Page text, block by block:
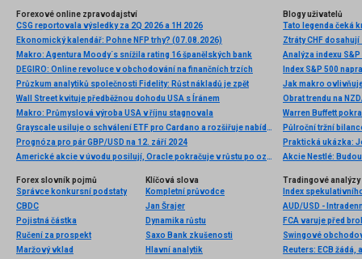
Forexové online zpravodajství
CSG reportovala výsledky za 2Q 2026 a 1H 2026
Ekonomický kalendář: Pohne NFP trhy? (07.08.2026)
Makro: Agentura Moody´s snížila rating 16 španělských bank
DEGIRO: Online revoluce v obchodování na finančních trzích
Průzkum analytiků společnosti Fidelity: Růst nákladů je zpět
Wall Street kvituje předběžnou dohodu USA s Íránem
Makro: Průmyslová výroba USA v říjnu stagnovala
Grayscale usiluje o schválení ETF pro Cardano a rozšiřuje nabídku krypto fondů
Prognóza pro pár GBP/USD na 12. září 2024
Americké akcie v úvodu posilují, Oracle pokračuje v růstu po oznámení projektu „Stargate"
Blogy uživatelů
Tato legenda čeká
Ztráty CHF dosahují
Analýza indexu S&P
Index S&P 500
Jak makro
Obrat trendu na
Warren Buffett
Půlroční tržní
Praktická ukázka:
Akcie Nestlé:
Forex slovník pojmů
Správce konkursní podstaty
CBDC
Pojistná částka
Ručení za prospekt
Maržový vklad
Klíčová slova
Kompletní průvodce
Jan Šrajer
Dynamika růstu
Saxo Bank zkušenosti
Hlavní analytik
Tradingové analýzy
Index
AUD/USD -
FCA varuje před
Swingové
Reuters: ECB